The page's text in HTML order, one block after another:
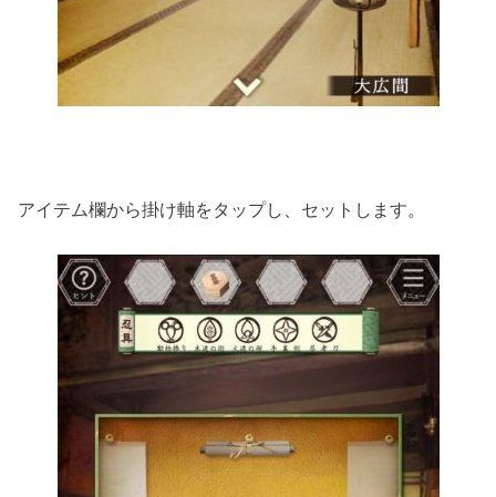
アイテム欄から掛け軸をタップし、セットします。